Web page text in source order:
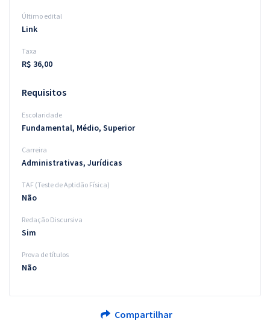
Último edital
Link
Taxa
R$ 36,00
Requisitos
Escolaridade
Fundamental, Médio, Superior
Carreira
Administrativas, Jurídicas
TAF (Teste de Aptidão Física)
Não
Redação Discursiva
Sim
Prova de títulos
Não
Compartilhar